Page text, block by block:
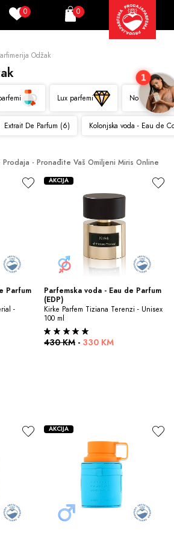
0 Korpa
0
Odžak
Lux parfemi Novo
Extrait De Parfum (6) Kolonjska voda - Eau de
- Pronađite Vaš Omiljeni Miris Online
Parfum
-
Parfemska voda - Eau de Parfum
(EDP)
Kirke Parfem Tiziana Terenzi - Unisex
100 ml
430 KM - 330 KM
AKCIJA
AKCIJA
1